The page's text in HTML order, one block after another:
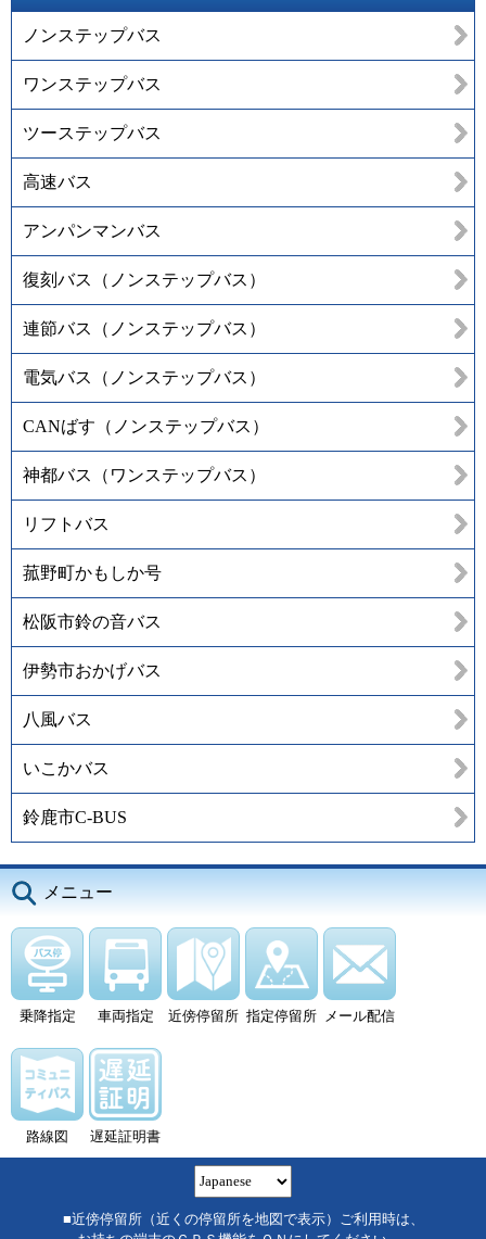
ノンステップバス
ワンステップバス
ツーステップバス
高速バス
アンパンマンバス
復刻バス（ノンステップバス）
連節バス（ノンステップバス）
電気バス（ノンステップバス）
CANばす（ノンステップバス）
神都バス（ワンステップバス）
リフトバス
菰野町かもしか号
松阪市鈴の音バス
伊勢市おかげバス
八風バス
いこかバス
鈴鹿市C-BUS
メニュー
乗降指定 車両指定 近傍停留所 指定停留所 メール配信
路線図 遅延証明書
■近傍停留所（近くの停留所を地図で表示）ご利用時は、